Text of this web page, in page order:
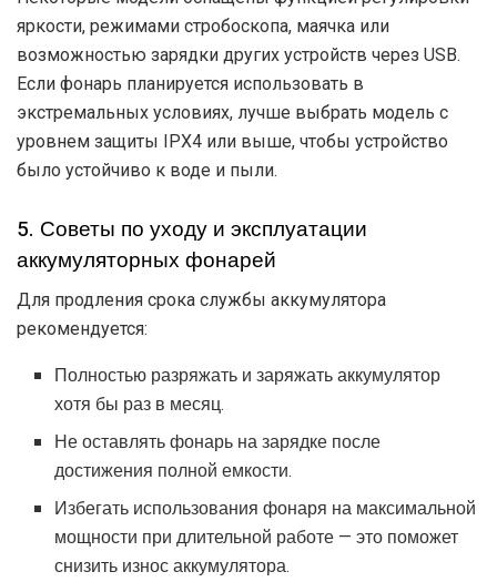
яркости, режимами стробоскопа, маячка или
возможностью зарядки других устройств через USB.
Если фонарь планируется использовать в
экстремальных условиях, лучше выбрать модель с
уровнем защиты IPX4 или выше, чтобы устройство
было устойчиво к воде и пыли.
5. Советы по уходу и эксплуатации
аккумуляторных фонарей
Для продления срока службы аккумулятора
рекомендуется:
Полностью разряжать и заряжать аккумулятор
хотя бы раз в месяц.
Не оставлять фонарь на зарядке после
достижения полной емкости.
Избегать использования фонаря на максимальной
мощности при длительной работе — это поможет
снизить износ аккумулятора.